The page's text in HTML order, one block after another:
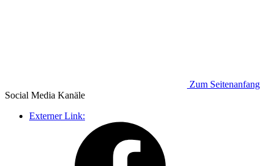
Zum Seitenanfang
Social Media Kanäle
Externer Link: